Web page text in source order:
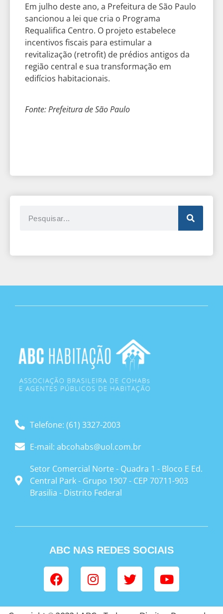
Em julho deste ano, a Prefeitura de São Paulo
sancionou a lei que cria o Programa
Requalifica Centro. O projeto estabelece
incentivos fiscais para estimular a
revitalização (retrofit) de prédios antigos da
região central e sua transformação em
edifícios habitacionais.
Fonte: Prefeitura de São Paulo
Telefone: (61) 3327-2003
E-mail: abcohabs@uol.com.br
Setor Comercial Norte - Quadra 1 - Bloco E Ed.
Central Park - Grupo 1907 - CEP 70711-903
Brasilia - Distrito Federal
ABC NAS REDES SOCIAIS